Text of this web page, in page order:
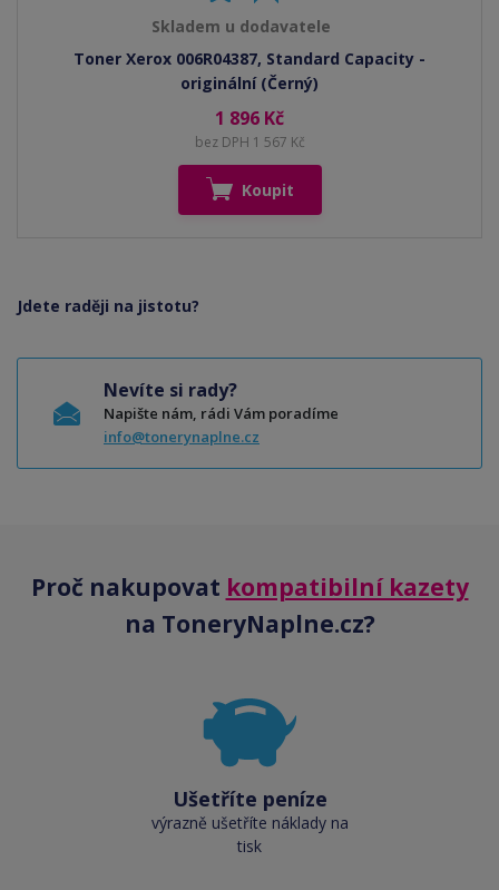
Skladem u dodavatele
Toner Xerox 006R04387, Standard Capacity -
originální (Černý)
1 896 Kč
bez DPH 1 567 Kč
Koupit
Jdete raději na jistotu?
Nevíte si rady?
Napište nám, rádi Vám poradíme
info@tonerynaplne.cz
Proč nakupovat kompatibilní kazety
na ToneryNaplne.cz?
Ušetříte peníze
výrazně ušetříte náklady na
tisk